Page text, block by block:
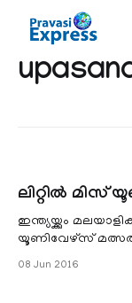
ലിറ്റില്‍ മിസ്
ഇന്ത്യയ്ക്കും
യൂണിവേഴ്‌സ്
കണ്‍മണി ഉപാസന
08 Jun 2016